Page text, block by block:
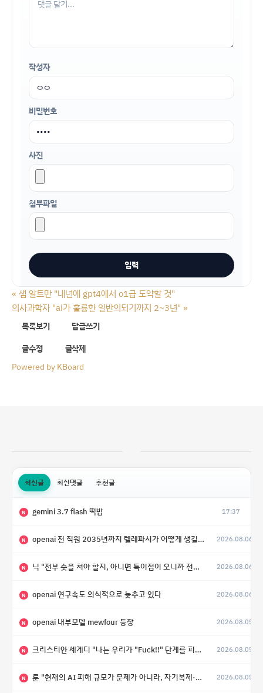
작성자
비밀번호
사진
첨부파일
« 샘 알트만 "내년에 gpt4에서 o1급 도약할 것"
의사과학자 "ai가 훌륭한 일반의되기까지 2~3년" »
목록보기
답글쓰기
글수정
글삭제
Powered by KBoard
최신글 최신댓글 추천글
N gemini 3.7 flash 떡밥 17:37
N openai 전 직원 2035년까지 텔레파시가 어떻게 생길 수 있는지 2026.08.06
N 닉 "전부 숏을 쳐야 할지, 아니면 특이점이 오니까 전부 롱을 쳐야 할지 모르겠다.” 2026.08.06
N openai 연구속도 의식적으로 늦추고 있다 2026.08.06
N openai 내부모델 mewfour 등장 2026.08.05
N 크리스티안 세게디 "나는 우리가 "Fuck!!" 단계를 피할 수 있기를 바랄 뿐" 2026.08.05
N 룬 "현재의 AI 피해 규모가 문제가 아니라, 자기복제·탈출·확산이 가능한 지능형 시스템의 피해에는 이론적으로 상한이 없다는 것이 문제" 2026.08.05